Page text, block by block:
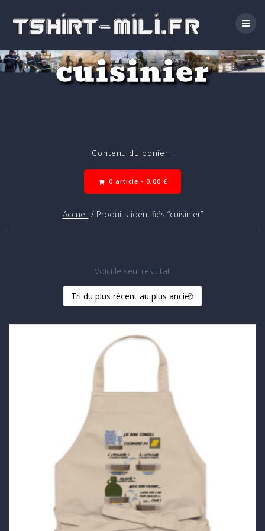
au
contenu
cuisinier
Contenu du panier :
0 article - 0,00 €
Accueil / Produits identifiés “cuisinier”
Voici le seul résultat